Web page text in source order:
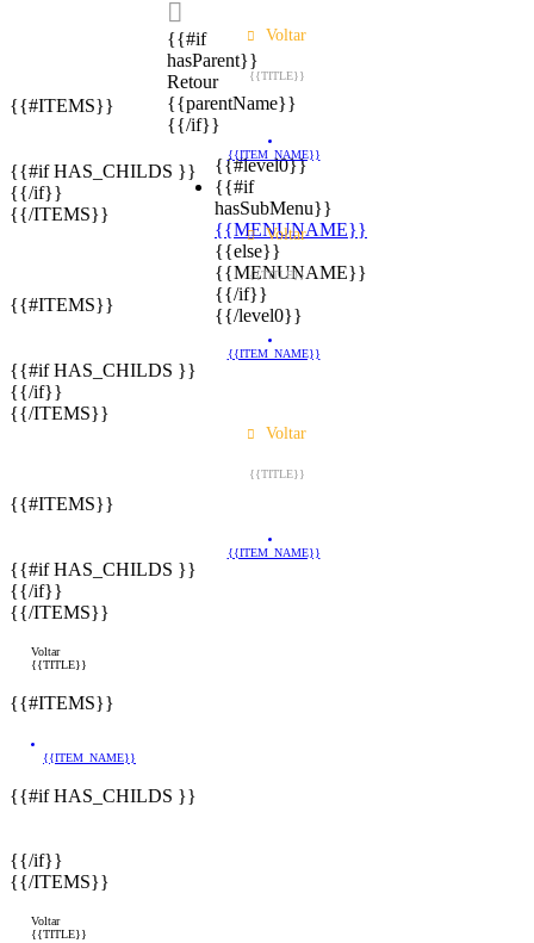

{{#if
hasParent}}
Retour
{{parentName}}
{{/if}}
{{#level0}}
{{#if
hasSubMenu}}
{{MENUNAME}}
{{else}}
{{MENUNAME}}
{{/if}}
{{/level0}}
Voltar
{{TITLE}}
{{#ITEMS}}
{{ITEM_NAME}}
{{#if HAS_CHILDS }}
{{/if}}
{{/ITEMS}}
Voltar
{{TITLE}}
{{#ITEMS}}
{{ITEM_NAME}}
{{#if HAS_CHILDS }}
{{/if}}
{{/ITEMS}}
Voltar
{{TITLE}}
{{#ITEMS}}
{{ITEM_NAME}}
{{#if HAS_CHILDS }}
{{/if}}
{{/ITEMS}}
Voltar
{{TITLE}}
{{#ITEMS}}
{{ITEM_NAME}}
{{#if HAS_CHILDS }}
{{/if}}
{{/ITEMS}}
Voltar
{{TITLE}}